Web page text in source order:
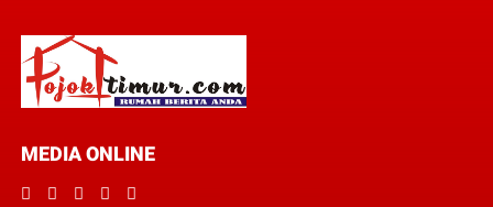
MEDIA ONLINE